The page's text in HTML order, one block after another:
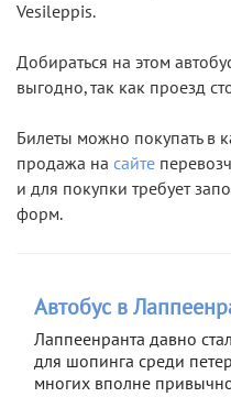
Vesileppis.
Добираться на этом
выгодно, так как проезд
Билеты можно покупать в
продажа на сайте
и для покупки требует
форм.
Автобус в
Лаппеенранта давно
для шопинга среди
многих вполне